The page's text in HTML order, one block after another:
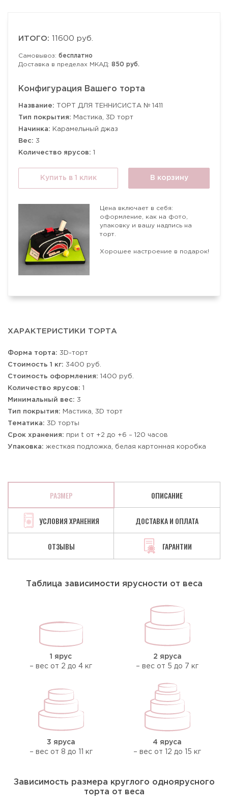
ИТОГО: 11600 руб.
Самовывоз: бесплатно
Доставка в пределах МКАД: 850 руб.
Конфигурация Вашего торта
Название: ТОРТ ДЛЯ ТЕННИСИСТА № 1411
Тип покрытия: Мастика, 3D торт
Начинка: Карамельный джаз
Вес: 3
Количество ярусов: 1
Купить в 1 клик В корзину
Цена включает в себя:
оформление, как на фото,
упаковку и вашу надпись на
торт.
Хорошее настроение в подарок!
ХАРАКТЕРИСТИКИ ТОРТА
Форма торта: 3D-торт
Стоимость 1 кг: 3400 руб.
Стоимость оформления: 1400 руб.
Количество ярусов: 1
Минимальный вес: 3
Тип покрытия: Мастика, 3D торт
Тематика: 3D торты
Срок хранения: при t от +2 до +6 – 120 часов
Упаковка: жесткая подложка, белая картонная коробка
РАЗМЕР ОПИСАНИЕ
УСЛОВИЯ ХРАНЕНИЯ ДОСТАВКА И ОПЛАТА
ОТЗЫВЫ ГАРАНТИИ
Таблица зависимости ярусности от веса
1 ярус
– вес от 2 до 4 кг
2 яруса
– вес от 5 до 7 кг
3 яруса
– вес от 8 до 11 кг
4 яруса
– вес от 12 до 15 кг
Зависимость размера круглого одноярусного
торта от веса